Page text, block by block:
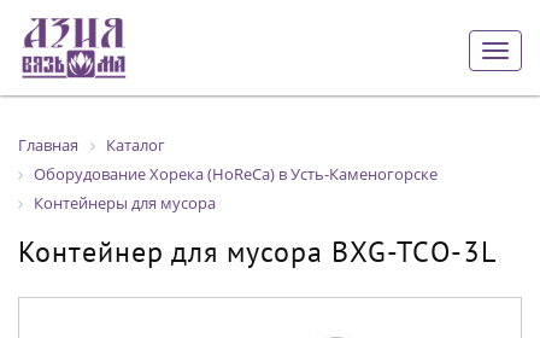
Главная
Каталог
Оборудование Хорека (HoReCa) в Усть-Каменогорске
Контейнеры для мусора
Контейнер для мусора BXG-TCО-3L